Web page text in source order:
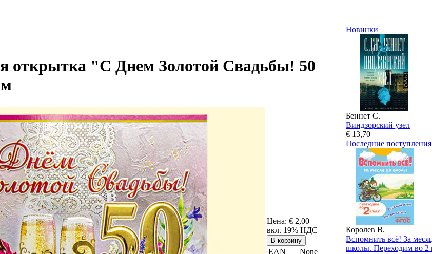
открытка "С Днем Золотой Свадьбы! 50
Цена: € 2,00
вкл. 19% НДС
EAN
None
Новинки
Беннет С.
Виндзорский узел
€ 13,70
Последние поступления
Королев В.
Вспомнить всё! За
школы. Переходим во 2